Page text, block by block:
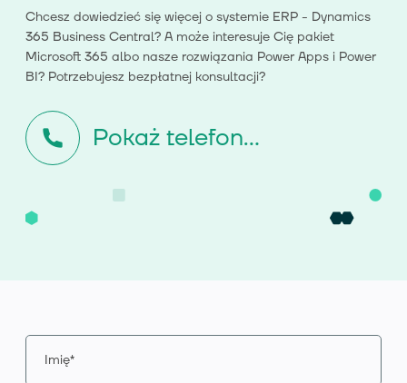
Chcesz dowiedzieć się więcej o systemie ERP - Dynamics
365 Business Central? A może interesuje Cię pakiet
Microsoft 365 albo nasze rozwiązania Power Apps i Power
BI? Potrzebujesz bezpłatnej konsultacji?
Pokaż telefon...